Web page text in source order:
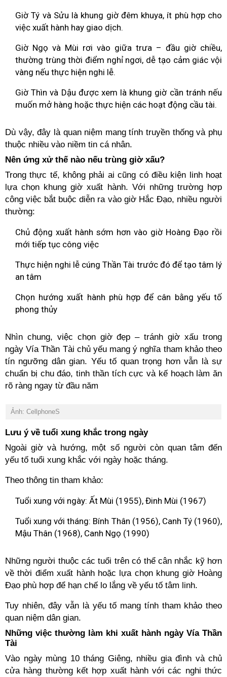
Giờ Tý và Sửu là khung giờ đêm khuya, ít phù hợp cho
việc xuất hành hay giao dịch.
Giờ Ngọ và Mùi rơi vào giữa trưa – đầu giờ chiều,
thường trùng thời điểm nghỉ ngơi, dễ tạo cảm giác vội
vàng nếu thực hiện nghi lễ.
Giờ Thìn và Dậu được xem là khung giờ cần tránh nếu
muốn mở hàng hoặc thực hiện các hoạt động cầu tài.
Dù vậy, đây là quan niệm mang tính truyền thống và phụ
thuộc nhiều vào niềm tin cá nhân.
Nên ứng xử thế nào nếu trùng giờ xấu?
Trong thực tế, không phải ai cũng có điều kiện linh hoạt
lựa chọn khung giờ xuất hành. Với những trường hợp
công việc bắt buộc diễn ra vào giờ Hắc Đạo, nhiều người
thường:
Chủ động xuất hành sớm hơn vào giờ Hoàng Đạo rồi
mới tiếp tục công việc
Thực hiện nghi lễ cúng Thần Tài trước đó để tạo tâm lý
an tâm
Chọn hướng xuất hành phù hợp để cân bằng yếu tố
phong thủy
Nhìn chung, việc chọn giờ đẹp – tránh giờ xấu trong
ngày Vía Thần Tài chủ yếu mang ý nghĩa tham khảo theo
tín ngưỡng dân gian. Yếu tố quan trọng hơn vẫn là sự
chuẩn bị chu đáo, tinh thần tích cực và kế hoạch làm ăn
rõ ràng ngay từ đầu năm
Ảnh: CellphoneS
Lưu ý về tuổi xung khắc trong ngày
Ngoài giờ và hướng, một số người còn quan tâm đến
yếu tố tuổi xung khắc với ngày hoặc tháng.
Theo thông tin tham khảo:
Tuổi xung với ngày: Ất Mùi (1955), Đinh Mùi (1967)
Tuổi xung với tháng: Bính Thân (1956), Canh Tý (1960),
Mậu Thân (1968), Canh Ngọ (1990)
Những người thuộc các tuổi trên có thể cân nhắc kỹ hơn
về thời điểm xuất hành hoặc lựa chọn khung giờ Hoàng
Đạo phù hợp để hạn chế lo lắng về yếu tố tâm linh.
Tuy nhiên, đây vẫn là yếu tố mang tính tham khảo theo
quan niệm dân gian.
Những việc thường làm khi xuất hành ngày Vía Thần
Tài
Vào ngày mùng 10 tháng Giêng, nhiều gia đình và chủ
cửa hàng thường kết hợp xuất hành với các nghi thức